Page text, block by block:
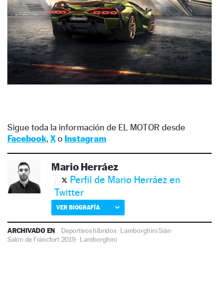
Sigue toda la información de EL MOTOR desde
Facebook, Xo Instagram
Mario Herráez
Perfil de Mario Herráez en
Twitter
VER BIOGRAFÍA
ARCHIVADO EN Deportivos híbridos· Lamborghini Siàn ·
Salón de Fráncfort 2019· Lamborghini